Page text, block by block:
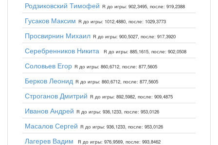
Родзиковский Тимофей R до игры: 902,3495, после: 919,2388
Гусаков Максим R до игры: 1012,4880, после: 1029,3773
Просвирнин Михаил R до игры: 900,5027, после: 917,3920
Серебренников Никита R до игры: 885,1615, после: 902,0508
Соловьев Егор R до игры: 860,6712, после: 877,5605
Берков Леонид R до игры: 860,6712, после: 877,5605
Строганов Дмитрий R до игры: 892,5982, после: 909,4875
Иванов Андрей R до игры: 936,1233, после: 953,0126
Масалов Сергей R до игры: 936,1233, после: 953,0126
Лагерев Вадим R до игры: 976,9569, после: 993,8462